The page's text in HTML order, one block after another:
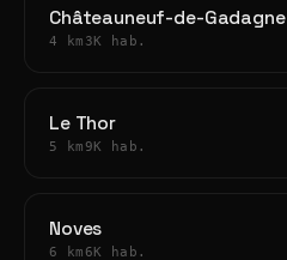
Châteauneuf-de-Gadagne
4 km 3K hab.
Le Thor
5 km 9K hab.
Noves
6 km 6K hab.